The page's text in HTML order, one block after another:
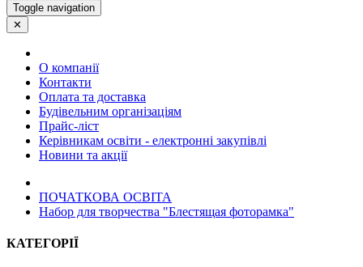
Toggle navigation
✕
О компанії
Контакти
Оплата та доставка
Будівельним організаціям
Прайс-ліст
Керівникам освіти - електронні закупівлі
Новини та акції
ПОЧАТКОВА ОСВIТА
Набор для творчества "Блестящая фоторамка"
КАТЕГОРІЇ